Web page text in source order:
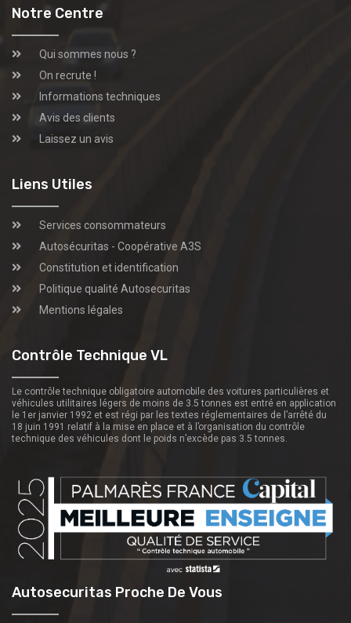
Notre Centre
Qui sommes nous ?
On recrute !
Informations techniques
Avis des clients
Laissez un avis
Liens Utiles
Services consommateurs
Autosécuritas - Coopérative A3S
Constitution et identification
Politique qualité Autosecuritas
Mentions légales
Contrôle Technique VL
Le contrôle technique obligatoire automobile des voitures particulières et
véhicules utilitaires légers de moins de 3.5 tonnes est entré en application
le 1er janvier 1992 et est régi par les textes réglementaires de l’arrêté du
18 juin 1991 relatif à la mise en place et à l’organisation du contrôle
technique des véhicules dont le poids n’excède pas 3.5 tonnes.
Autosecuritas Proche De Vous